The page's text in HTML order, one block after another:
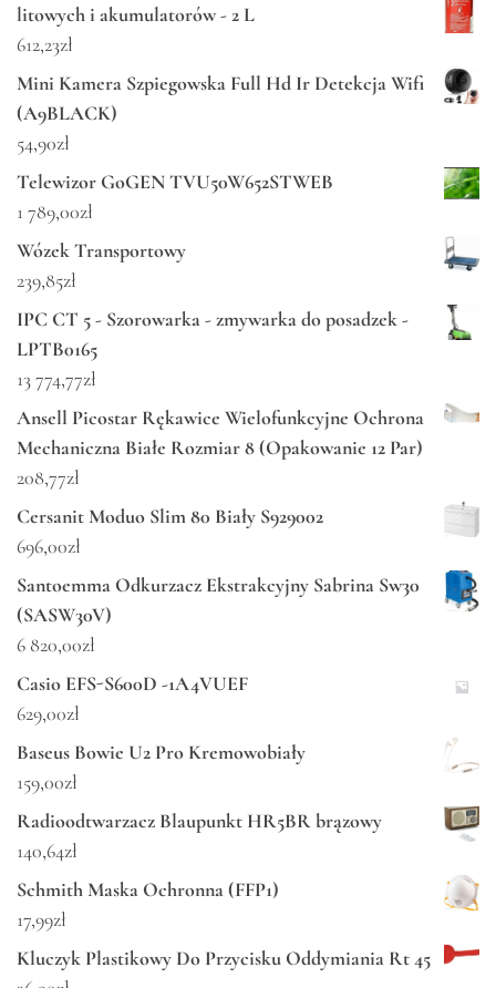
litowych i akumulatorów - 2 L
612,23zł
Mini Kamera Szpiegowska Full Hd Ir Detekcja Wifi
(A9BLACK)
54,90zł
Telewizor GoGEN TVU50W652STWEB
1 789,00zł
Wózek Transportowy
239,85zł
IPC CT 5 - Szorowarka - zmywarka do posadzek -
LPTB0165
13 774,77zł
Ansell Picostar Rękawice Wielofunkcyjne Ochrona
Mechaniczna Białe Rozmiar 8 (Opakowanie 12 Par)
208,77zł
Cersanit Moduo Slim 80 Biały S929002
696,00zł
Santoemma Odkurzacz Ekstrakcyjny Sabrina Sw30
(SASW30V)
6 820,00zł
Casio EFS-S600D -1A4VUEF
629,00zł
Baseus Bowie U2 Pro Kremowobiały
159,00zł
Radioodtwarzacz Blaupunkt HR5BR brązowy
140,64zł
Schmith Maska Ochronna (FFP1)
17,99zł
Kluczyk Plastikowy Do Przycisku Oddymiania Rt 45